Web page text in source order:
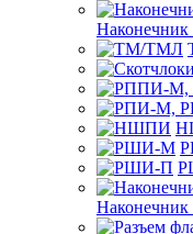
Наконечник